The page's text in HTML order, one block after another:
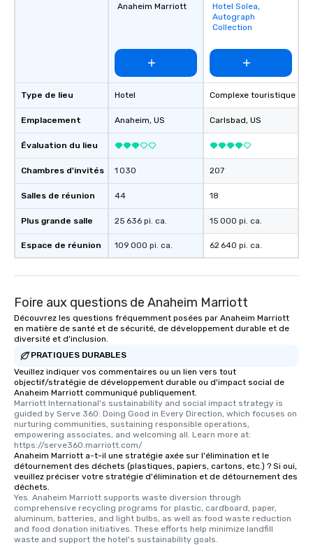
Type de lieu
Emplacement
Évaluation du lieu
Chambres d'invités
Salles de réunion
Plus grande salle
Espace de réunion
Anaheim Marriott
Hotel
Anaheim, US
1 030
44
25 636 pi. ca.
109 000 pi. ca.
Removed from
favorites
Hotel Solea,
Autograph
Collection
Complexe touristique
Carlsbad, US
207
18
15 000 pi. ca.
62 640 pi. ca.
Foire aux questions de Anaheim Marriott
Découvrez les questions fréquemment posées par Anaheim Marriott
en matière de santé et de sécurité, de développement durable et de
diversité et d'inclusion.
PRATIQUES DURABLES
Veuillez indiquer vos commentaires ou un lien vers tout
objectif/stratégie de développement durable ou d'impact social de
Anaheim Marriott communiqué publiquement.
Marriott International's sustainability and social impact strategy is
guided by Serve 360: Doing Good in Every Direction, which focuses on
nurturing communities, sustaining responsible operations,
empowering associates, and welcoming all. Learn more at:
https://serve360.marriott.com/
Anaheim Marriott a-t-il une stratégie axée sur l'élimination et le
détournement des déchets (plastiques, papiers, cartons, etc.) ? Si oui,
veuillez préciser votre stratégie d'élimination et de détournement des
déchets.
Yes. Anaheim Marriott supports waste diversion through
comprehensive recycling programs for plastic, cardboard, paper,
aluminum, batteries, and light bulbs, as well as food waste reduction
and food donation initiatives. These efforts help minimize landfill
waste and support the hotel's sustainability goals.